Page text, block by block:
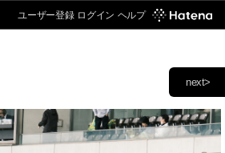
ユーザー登録 ログイン ヘルプ
next>